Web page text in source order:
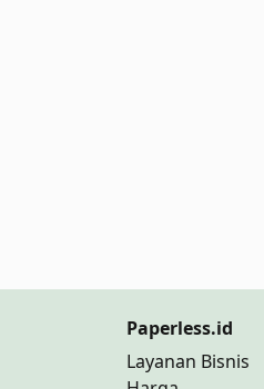
Paperless.id
Layanan Bisnis